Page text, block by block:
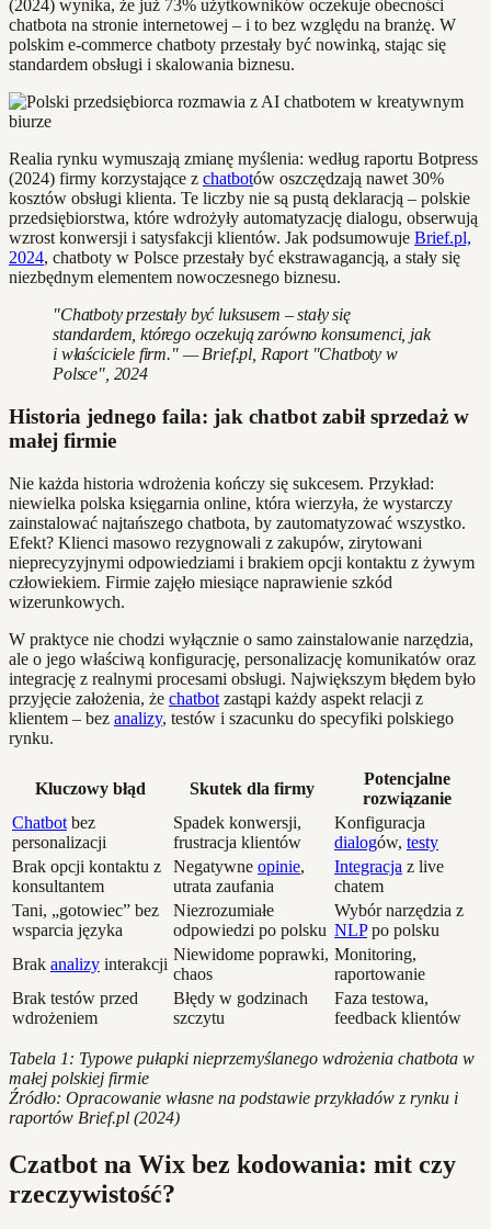
(2024) wynika, że już 73% użytkowników oczekuje obecności
chatbota na stronie internetowej – i to bez względu na branżę. W
polskim e-commerce chatboty przestały być nowinką, stając się
standardem obsługi i skalowania biznesu.
Realia rynku wymuszają zmianę myślenia: według raportu Botpress
(2024) firmy korzystające z chatbotów oszczędzają nawet 30%
kosztów obsługi klienta. Te liczby nie są pustą deklaracją – polskie
przedsiębiorstwa, które wdrożyły automatyzację dialogu, obserwują
wzrost konwersji i satysfakcji klientów. Jak podsumowuje Brief.pl,
2024, chatboty w Polsce przestały być ekstrawagancją, a stały się
niezbędnym elementem nowoczesnego biznesu.
"Chatboty przestały być luksusem – stały się
standardem, którego oczekują zarówno konsumenci, jak
i właściciele firm." — Brief.pl, Raport "Chatboty w
Polsce", 2024
Historia jednego faila: jak chatbot zabił sprzedaż w
małej firmie
Nie każda historia wdrożenia kończy się sukcesem. Przykład:
niewielka polska księgarnia online, która wierzyła, że wystarczy
zainstalować najtańszego chatbota, by zautomatyzować wszystko.
Efekt? Klienci masowo rezygnowali z zakupów, zirytowani
nieprecyzyjnymi odpowiedziami i brakiem opcji kontaktu z żywym
człowiekiem. Firmie zajęło miesiące naprawienie szkód
wizerunkowych.
W praktyce nie chodzi wyłącznie o samo zainstalowanie narzędzia,
ale o jego właściwą konfigurację, personalizację komunikatów oraz
integrację z realnymi procesami obsługi. Największym błędem było
przyjęcie założenia, że chatbot zastąpi każdy aspekt relacji z
klientem – bez analizy, testów i szacunku do specyfiki polskiego
rynku.
Kluczowy błąd Skutek dla firmy
Potencjalne
rozwiązanie
Chatbot bez
personalizacji
Spadek konwersji,
frustracja klientów
Konfiguracja
dialogów, testy
Brak opcji kontaktu z
konsultantem
Negatywne opinie,
utrata zaufania
Integracja z live
chatem
Tani, „gotowiec” bez
wsparcia języka
Niezrozumiałe
odpowiedzi po polsku
Wybór narzędzia z
NLPpo polsku
Brak analizy interakcji
Niewidome poprawki,
chaos
Monitoring,
raportowanie
Brak testów przed
wdrożeniem
Błędy w godzinach
szczytu
Faza testowa,
feedback klientów
Tabela 1: Typowe pułapki nieprzemyślanego wdrożenia chatbota w
małej polskiej firmie
Źródło: Opracowanie własne na podstawie przykładów z rynku i
raportów Brief.pl (2024)
Czatbot na Wix bez kodowania: mit czy
rzeczywistość?